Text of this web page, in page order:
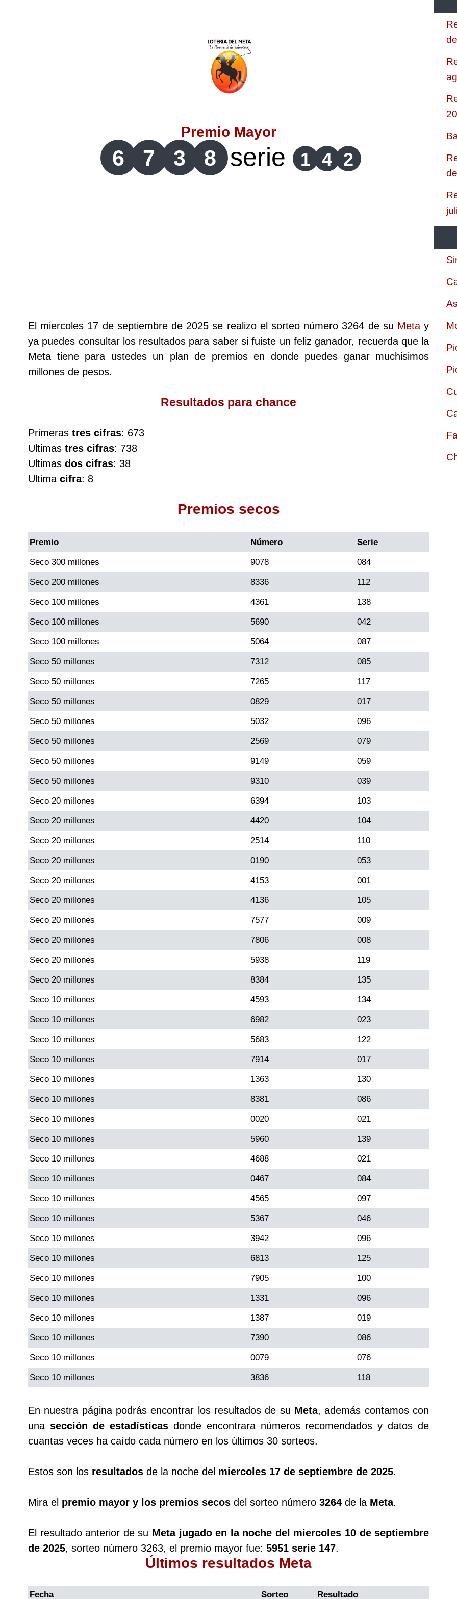
Lotería de Risaralda
Antioqueñita Día
Antioqueñita Tarde
Astro Luna
Cafeterito Tarde
Caribeña Noche
Chontico Día
Chontico Noche
Culona día
Culona noche
Dorado Mañana
Dorado Tarde
Dorado Noche
Fantástica Día
Fantástica Noche
Motilon Tarde
Motilon Noche
Paisita Día
Paisita Noche
Paisita 3
Pick 3 Día
Pick 3 Noche
Pick 4 Día
Pick 4 Noche
Pijao de Oro
Saman de la suerte
Sinuano Día
Sinuano Noche
Super Chontico Noche
Premio Mayor
6 7 3 8 serie 1 4 2
El miercoles 17 de septiembre de 2025 se realizo el sorteo número 3264 de su Metay
ya puedes consultar los resultados para saber si fuiste un feliz ganador, recuerda que la
Meta tiene para ustedes un plan de premios en donde puedes ganar muchisimos
millones de pesos.
Resultados para chance
Primeras tres cifras: 673
Ultimas tres cifras: 738
Ultimas dos cifras: 38
Ultima cifra: 8
Premios secos
Premio Número Serie
Seco 300 millones 9078 084
Seco 200 millones 8336 112
Seco 100 millones 4361 138
Seco 100 millones 5690 042
Seco 100 millones 5064 087
Seco 50 millones 7312 085
Seco 50 millones 7265 117
Seco 50 millones 0829 017
Seco 50 millones 5032 096
Seco 50 millones 2569 079
Seco 50 millones 9149 059
Seco 50 millones 9310 039
Seco 20 millones 6394 103
Seco 20 millones 4420 104
Seco 20 millones 2514 110
Seco 20 millones 0190 053
Seco 20 millones 4153 001
Seco 20 millones 4136 105
Seco 20 millones 7577 009
Seco 20 millones 7806 008
Seco 20 millones 5938 119
Seco 20 millones 8384 135
Seco 10 millones 4593 134
Seco 10 millones 6982 023
Seco 10 millones 5683 122
Seco 10 millones 7914 017
Seco 10 millones 1363 130
Seco 10 millones 8381 086
Seco 10 millones 0020 021
Seco 10 millones 5960 139
Seco 10 millones 4688 021
Seco 10 millones 0467 084
Seco 10 millones 4565 097
Seco 10 millones 5367 046
Seco 10 millones 3942 096
Seco 10 millones 6813 125
Seco 10 millones 7905 100
Seco 10 millones 1331 096
Seco 10 millones 1387 019
Seco 10 millones 7390 086
Seco 10 millones 0079 076
Seco 10 millones 3836 118
En nuestra página podrás encontrar los resultados de su Meta, además contamos con
una sección de estadísticasdonde encontrara números recomendados y datos de
cuantas veces ha caído cada número en los últimos 30 sorteos.
Estos son los resultados de la noche del miercoles 17 de septiembre de 2025.
Mira el premio mayor y los premios secos del sorteo número 3264 de la Meta.
El resultado anterior de su Meta jugado en la noche del miercoles 10 de septiembre
de 2025, sorteo número 3263, el premio mayor fue: 5951 serie 147.
Últimos resultados Meta
Fecha Sorteo Resultado